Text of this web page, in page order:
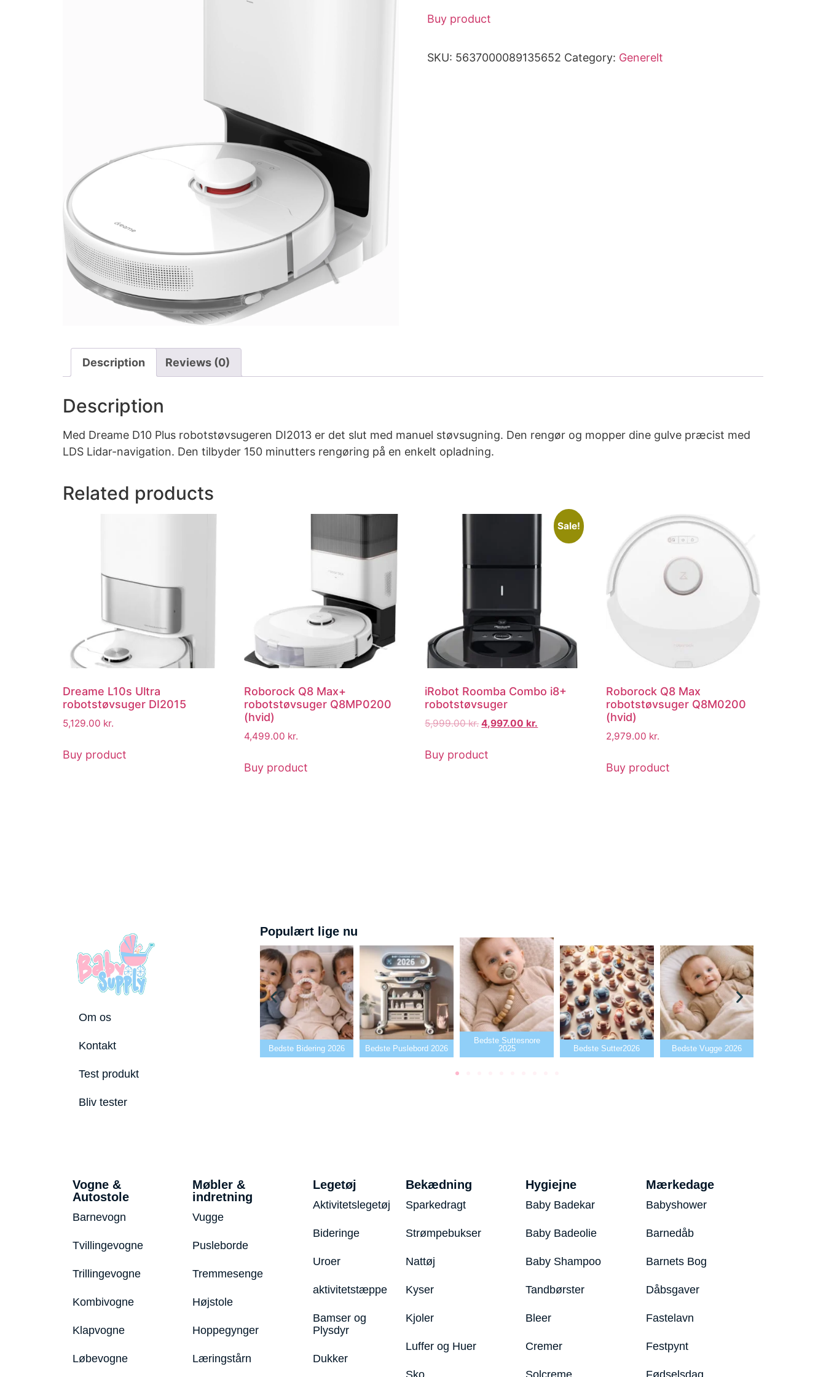
Buy product
SKU: 5637000089135652 Category: Generelt
Description Reviews (0)
Description
Med Dreame D10 Plus robotstøvsugeren DI2013 er det slut med manuel støvsugning. Den rengør og mopper dine gulve præcist med
LDS Lidar-navigation. Den tilbyder 150 minutters rengøring på en enkelt opladning.
Related products
Dreame L10s Ultra
robotstøvsuger DI2015
5,129.00 kr.
Buy product
Roborock Q8 Max+
robotstøvsuger Q8MP0200
(hvid)
4,499.00 kr.
Buy product
Sale!
iRobot Roomba Combo i8+
robotstøvsuger
5,999.00kr. 4,997.00 kr.
Buy product
Roborock Q8 Max
robotstøvsuger Q8M0200
(hvid)
2,979.00 kr.
Buy product
Om os
Kontakt
Test produkt
Bliv tester
Populært lige nu
Bedste tremmeseng
Bedste Bidering 2026 Bedste Puslebord 2026
Bedste Suttesnore
Bedste Sutter2026 Bedste Vugge 2026
Bedste Babyalarm
Vogne &
Autostole
Barnevogn
Tvillingevogne
Trillingevogne
Kombivogne
Klapvogne
Løbevogne
Møbler &
indretning
Vugge
Pusleborde
Tremmesenge
Højstole
Hoppegynger
Læringstårn
Legetøj
Aktivitetslegetøj
Bideringe
Uroer
aktivitetstæppe
Bamser og
Plysdyr
Dukker
Bekædning
Sparkedragt
Strømpebukser
Nattøj
Kyser
Kjoler
Luffer og Huer
Sko
Hygiejne
Baby Badekar
Baby Badeolie
Baby Shampoo
Tandbørster
Bleer
Cremer
Solcreme
Mærkedage
Babyshower
Barnedåb
Barnets Bog
Dåbsgaver
Fastelavn
Festpynt
Fødselsdag